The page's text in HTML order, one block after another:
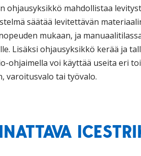
ohjausyksikkö mahdollistaa
säätää levitettävän
mukaan, ja
Lisäksi ohjausyksikkö kerää ja
ohjaimella voi käyttää useita eri
varoitusvalo tai työvalo.